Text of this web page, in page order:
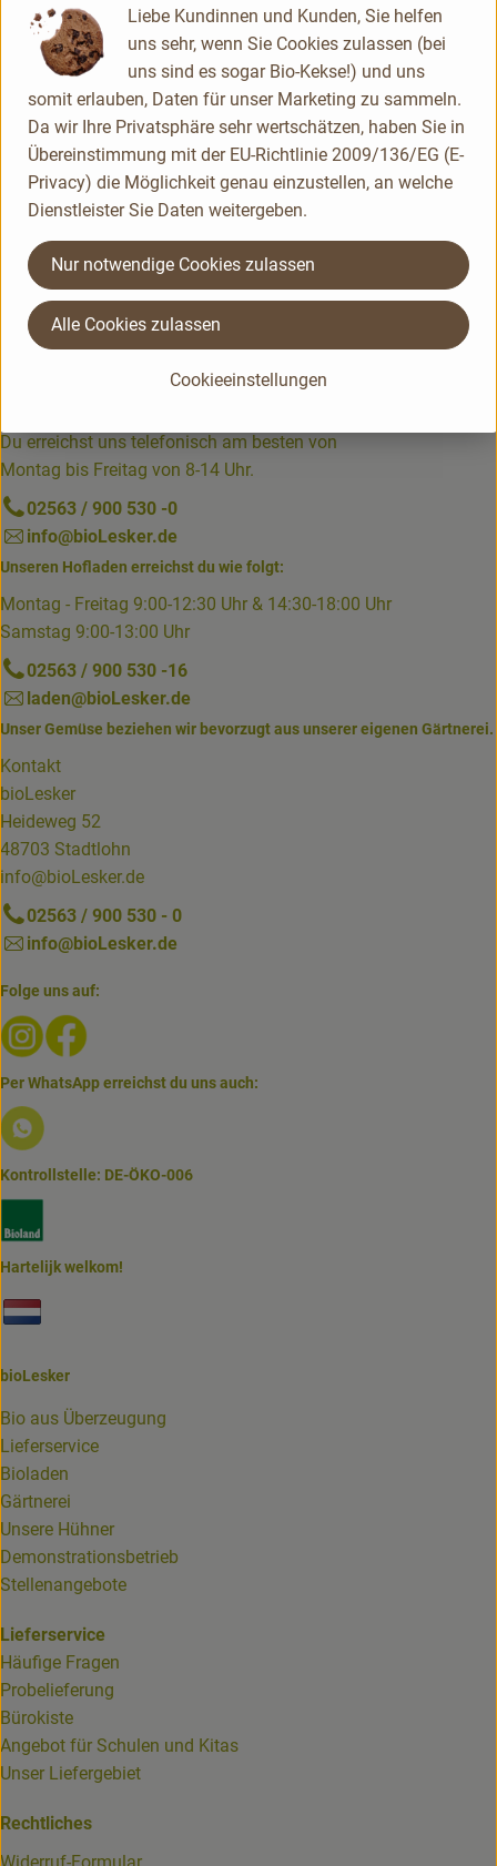
, Preis:
22,90 € / kg
Aurora Rotes Gold Käse
, Herkunft:
Deutschland
0.2 kgeingeplant
Du erreichst uns telefonisch am besten von
Montag bis Freitag von 8-14 Uhr.
02563 / 900 530 -0
info@bioLesker.de
Unseren Hofladen erreichst du wie folgt:
Montag - Freitag 9:00-12:30 Uhr & 14:30-18:00 Uhr
Samstag 9:00-13:00 Uhr
02563 / 900 530 -16
laden@bioLesker.de
Unser Gemüse beziehen wir bevorzugt aus unserer eigenen Gärtnerei.
Kontakt
bioLesker
Heideweg 52
48703 Stadtlohn
info@bioLesker.de
02563 / 900 530 - 0
info@bioLesker.de
Folge uns auf:
Externer Link zu https://www.instagram.com/biolesker/
Per WhatsApp erreichst du uns auch:
Kontrollstelle: DE-ÖKO-006
Hartelijk welkom!
bioLesker
Bio aus Überzeugung
Lieferservice
Bioladen
Gärtnerei
Unsere Hühner
Demonstrationsbetrieb
Stellenangebote
Lieferservice
Häufige Fragen
Probelieferung
Bürokiste
Angebot für Schulen und Kitas
Unser Liefergebiet
Rechtliches
Liebe Kundinnen und Kunden, Sie helfen
uns sehr, wenn Sie Cookies zulassen (bei
uns sind es sogar Bio-Kekse!) und uns
somit erlauben, Daten für unser Marketing zu sammeln.
Da wir Ihre Privatsphäre sehr wertschätzen, haben Sie in
Übereinstimmung mit der EU-Richtlinie 2009/136/EG (E-
Privacy) die Möglichkeit genau einzustellen, an welche
Dienstleister Sie Daten weitergeben.
Cookieeinstellungen
Nur notwendige Cookies zulassen
Alle Cookies zulassen